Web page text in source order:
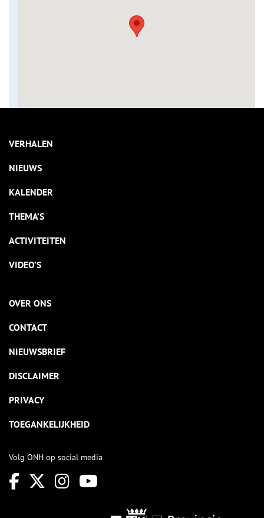
VERHALEN
NIEUWS
KALENDER
THEMA’S
ACTIVITEITEN
VIDEO’S
OVER ONS
CONTACT
NIEUWSBRIEF
DISCLAIMER
PRIVACY
TOEGANKELIJKHEID
Volg ONH op social media